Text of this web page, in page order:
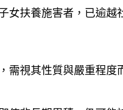
女扶養施害者，已逾越
需視其性質與嚴重程度